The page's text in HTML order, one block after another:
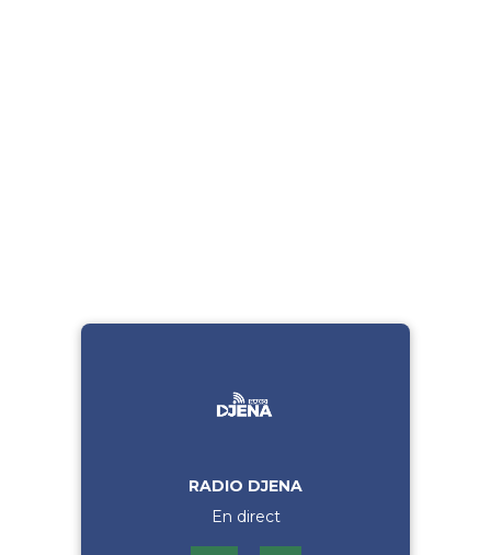
RADIO DJENA
En direct